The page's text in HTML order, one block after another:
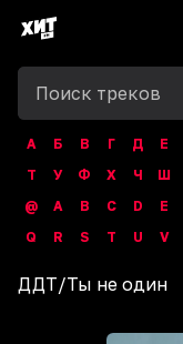
А Б В Г Д Е
Т
У Ф Х Ч Ш
@
A B C D E
Q
R S T U V
ДДТ/Ты не один